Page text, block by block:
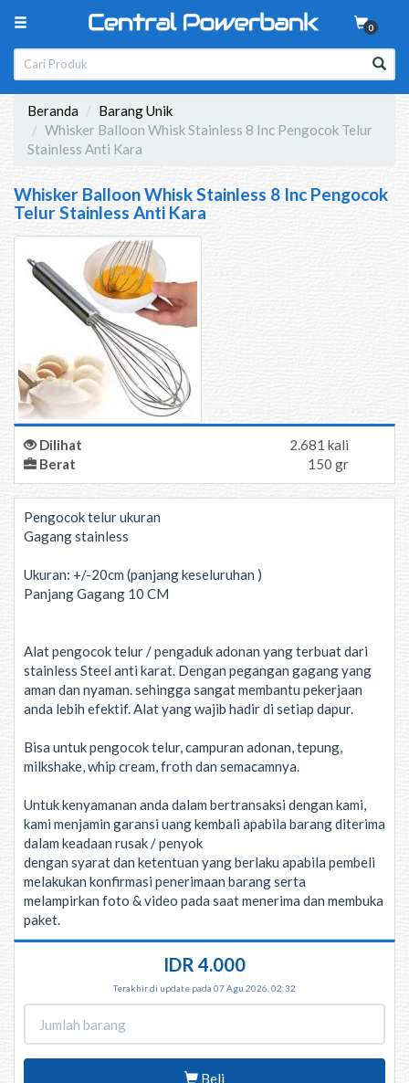
0
Beranda
Barang Unik
Whisker Balloon Whisk Stainless 8 Inc Pengocok Telur
Stainless Anti Kara
Whisker Balloon Whisk Stainless 8 Inc Pengocok
Telur Stainless Anti Kara
Dilihat
2.681 kali
Berat
150 gr
Pengocok telur ukuran
Gagang stainless
Ukuran: +/-20cm (panjang keseluruhan )
Panjang Gagang 10 CM
Alat pengocok telur / pengaduk adonan yang terbuat dari
stainless Steel anti karat. Dengan pegangan gagang yang
aman dan nyaman. sehingga sangat membantu pekerjaan
anda lebih efektif. Alat yang wajib hadir di setiap dapur.
Bisa untuk pengocok telur, campuran adonan, tepung,
milkshake, whip cream, froth dan semacamnya.
Untuk kenyamanan anda dalam bertransaksi dengan kami,
kami menjamin garansi uang kembali apabila barang diterima
dalam keadaan rusak / penyok
dengan syarat dan ketentuan yang berlaku apabila pembeli
melakukan konfirmasi penerimaan barang serta
melampirkan foto & video pada saat menerima dan membuka
paket.
IDR 4.000
Terakhir di update pada 07 Agu 2026, 02:32
Beli